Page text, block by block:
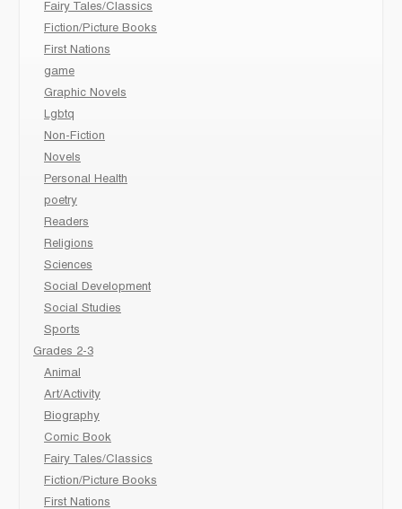
Fairy Tales/Classics
Fiction/Picture Books
First Nations
game
Graphic Novels
Lgbtq
Non-Fiction
Novels
Personal Health
poetry
Readers
Religions
Sciences
Social Development
Social Studies
Sports
Grades 2-3
Animal
Art/Activity
Biography
Comic Book
Fairy Tales/Classics
Fiction/Picture Books
First Nations